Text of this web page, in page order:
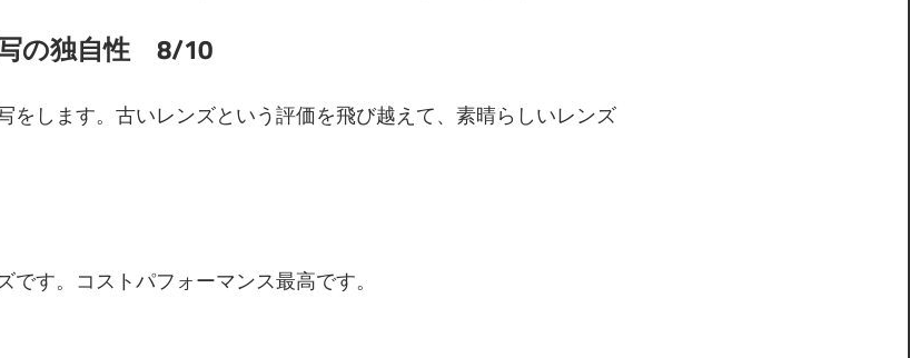
の独自性 8/10
をします。古いレンズという評価を飛び越えて、素晴らしいレンズ
す。コストパフォーマンス最高です。